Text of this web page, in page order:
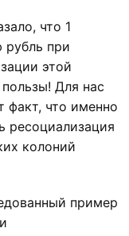
что 1
рубль при
этой
Для нас
факт, что именно
ресоциализация
колоний
пример